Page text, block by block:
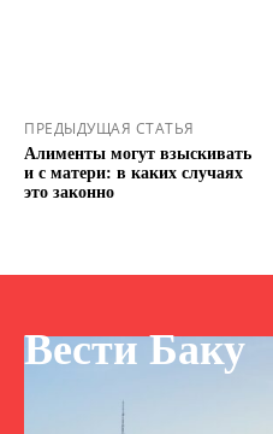
ПРЕДЫДУЩАЯ СТАТЬЯ
Алименты могут взыскивать
и с матери: в каких случаях
это законно
Вести Баку